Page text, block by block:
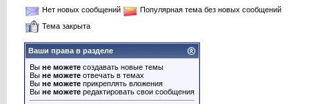
Нет новых сообщений
Популярная тема без новых сообщений
Тема закрыта
Ваши права в разделе
Вы не можете создавать новые темы
Вы не можете отвечать в темах
Вы не можете прикреплять вложения
Вы не можете редактировать свои сообщения